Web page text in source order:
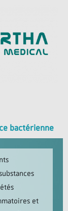
bactérienne
et